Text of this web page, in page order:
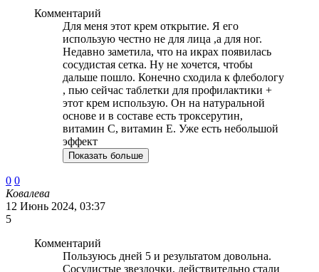
Комментарий
Для меня этот крем открытие. Я его
использую честно не для лица ,а для ног.
Недавно заметила, что на икрах появилась
сосудистая сетка. Ну не хочется, чтобы
дальше пошло. Конечно сходила к флебологу
, пью сейчас таблетки для профилактики +
этот крем использую. Он на натуральной
основе и в составе есть троксерутин,
витамин С, витамин Е. Уже есть небольшой
эффект
Показать больше
0 0
Ковалева
12 Июнь 2024, 03:37
5
Комментарий
Пользуюсь дней 5 и результатом довольна.
Сосудистые звездочки, действительно стали